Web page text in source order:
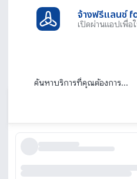
จ้างฟรีแลนซ์
เปิดผ่านแอปเพื่อ
รับจัดงานบุญ รับจัดงาน
ทำบุญขึ้นบ้านใหม่